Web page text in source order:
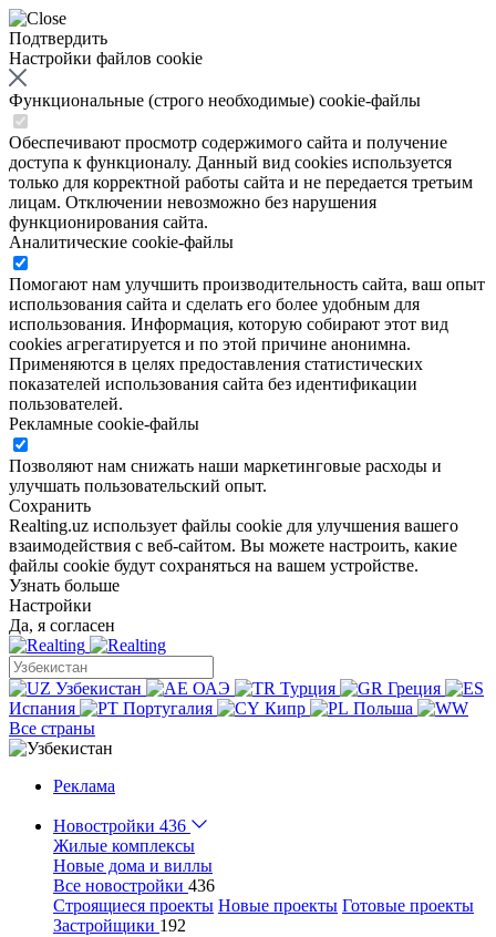
Подтвердить
Настройки файлов cookie
Функциональные (строго необходимые) cookie-файлы
Обеспечивают просмотр содержимого сайта и получение
доступа к функционалу. Данный вид cookies используется
только для корректной работы сайта и не передается третьим
лицам. Отключении невозможно без нарушения
функционирования сайта.
Аналитические cookie-файлы
Помогают нам улучшить производительность сайта, ваш опыт
использования сайта и сделать его более удобным для
использования. Информация, которую собирают этот вид
cookies агрегатируется и по этой причине анонимна.
Применяются в целях предоставления статистических
показателей использования сайта без идентификации
пользователей.
Рекламные cookie-файлы
Позволяют нам снижать наши маркетинговые расходы и
улучшать пользовательский опыт.
Сохранить
Realting.uz использует файлы cookie для улучшения вашего
взаимодействия с веб-сайтом. Вы можете настроить, какие
файлы cookie будут сохраняться на вашем устройстве.
Узнать больше
Настройки
Да, я согласен
Узбекистан ОАЭ Турция
Греция
Испания
Португалия Кипр
Польша
Все страны
Реклама
Новостройки 436
Жилые комплексы
Новые дома и виллы
Все новостройки 436
Строящиеся проекты Новые проекты Готовые проекты
Застройщики 192